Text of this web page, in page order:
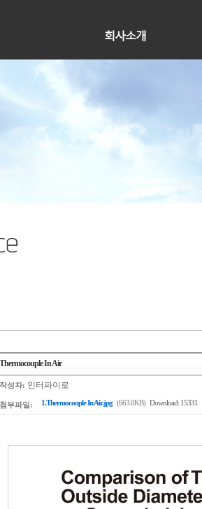
회사소개
Thermocouple In Air
작성자: 인터파이로
첨부파일: 1.Thermocouple In Air.jpg (663.0KB) Download: 15331